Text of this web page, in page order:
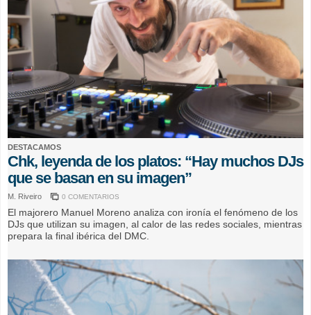
DESTACAMOS
Chk, leyenda de los platos: “Hay muchos DJs
que se basan en su imagen”
M. Riveiro 0 COMENTARIOS
El majorero Manuel Moreno analiza con ironía el fenómeno de los
DJs que utilizan su imagen, al calor de las redes sociales, mientras
prepara la final ibérica del DMC.